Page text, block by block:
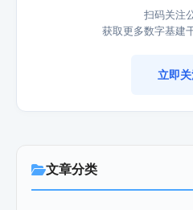
扫码关注
获取更多数字基建
立即
文章分类